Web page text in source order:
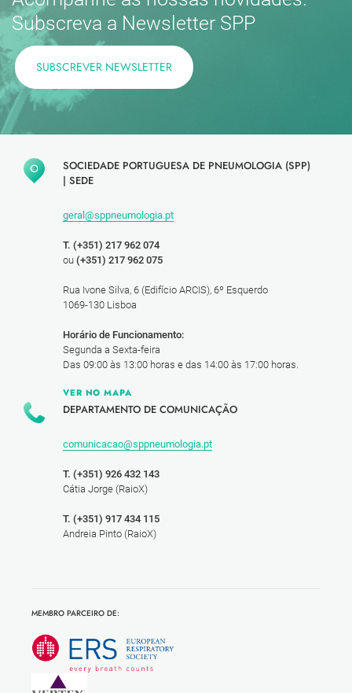
Subscreva a Newsletter SPP
SUBSCREVER NEWSLETTER
SOCIEDADE PORTUGUESA DE PNEUMOLOGIA (SPP)
| SEDE
geral@sppneumologia.pt
T. (+351) 217 962 074
ou (+351) 217 962 075
Rua Ivone Silva, 6 (Edifício ARCIS), 6º Esquerdo
1069-130 Lisboa
Horário de Funcionamento:
Segunda a Sexta-feira
Das 09:00 às 13:00 horas e das 14:00 às 17:00 horas.
VER NO MAPA
DEPARTAMENTO DE COMUNICAÇÃO
comunicacao@sppneumologia.pt
T. (+351) 926 432 143
Cátia Jorge (RaioX)
T. (+351) 917 434 115
Andreia Pinto (RaioX)
MEMBRO PARCEIRO DE: